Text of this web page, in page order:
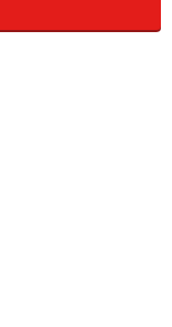
。レンジ用のラ
使ってパッと戻せ